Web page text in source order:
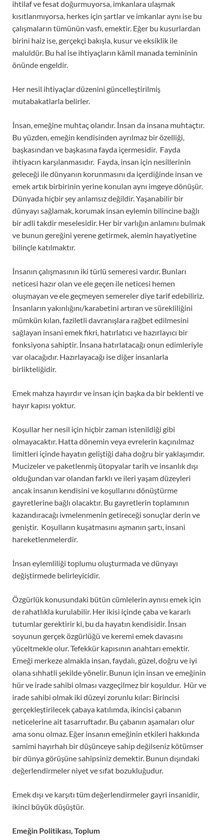
ihtilaf ve fesat doğurmuyorsa, imkanlara ulaşmak
kısıtlanmıyorsa, herkes için şartlar ve imkanlar aynı ise bu
çalışmaların tümünün vasfı, emektir. Eğer bu kusurlardan
birini haiz ise, gerçekçi bakışla, kusur ve eksiklik ile
maluldür. Bu hal ise ihtiyaçların kâmil manada temininin
önünde engeldir.
Her nesil ihtiyaçlar düzenini güncelleştirilmiş
mutabakatlarla belirler.
İnsan, emeğine muhtaç olandır. İnsan da insana muhtaçtır.
Bu yüzden, emeğin kendisinden ayrılmaz bir özelliği,
başkasından ve başkasına fayda içermesidir. Fayda
ihtiyacın karşılanmasıdır. Fayda, insan için nesillerinin
geleceği ile dünyanın korunmasını da içerdiğinde insan ve
emek artık birbirinin yerine konulan aynı imgeye dönüşür.
Dünyada hiçbir şey anlamsız değildir. Yaşanabilir bir
dünyayı sağlamak, korumak insan eylemin bilincine bağlı
bir adli takdir meselesidir. Her bir varlığın anlamını bulmak
ve bunun gereğini yerene getirmek, alemin hayatiyetine
bilinçle katılmaktır.
İnsanın çalışmasının iki türlü semeresi vardır. Bunları
neticesi hazır olan ve ele geçen ile neticesi hemen
oluşmayan ve ele geçmeyen semereler diye tarif edebiliriz.
İnsanların yakınlığını/karabetini artıran ve sürekliliğini
mümkün kılan, faziletli davranışlara rağbet edilmesini
sağlayan insani emek fikri, hatırlatıcı ve hazırlayıcı bir
fonksiyona sahiptir. İnsana hatırlatacağı onun edimleriyle
var olacağıdır. Hazırlayacağı ise diğer insanlarla
birlikteliğidir.
Emek mahza hayırdır ve insan için başka da bir beklenti ve
hayır kapısı yoktur.
Koşullar her nesil için hiçbir zaman istenildiği gibi
olmayacaktır. Hatta dönemin veya evrelerin kaçınılmaz
limitleri içinde hayatın geliştiği daha doğru bir yaklaşımdır.
Mucizeler ve paketlenmiş ütopyalar tarih ve insanlık dışı
olduğundan var olandan farklı ve ileri yaşam düzeyleri
ancak insanın kendisini ve koşullarını dönüştürme
gayretlerine bağlı olacaktır. Bu gayretlerin toplamının
kazandıracağı ivmelenmenin getireceği sonuçlar derin ve
geniştir. Koşulların kuşatmasını aşmanın şartı, insani
hareketlenmelerdir.
İnsan eylemliliği toplumu oluşturmada ve dünyayı
değiştirmede belirleyicidir.
Özgürlük konusundaki bütün cümlelerin aynısı emek için
de rahatlıkla kurulabilir. Her ikisi içinde çaba ve kararlı
tutumlar gerektirir ki, bu da hayatın kendisidir. İnsan
soyunun gerçek özgürlüğü ve keremi emek davasını
yüceltmekle olur. Tefekkür kapısının anahtarı emektir.
Emeği merkeze almakla insan, faydalı, güzel, doğru ve iyi
olana sıhhatli şekilde yönelir. Bunun için insan ve emeğinin
hür ve irade sahibi olması vazgeçilmez bir koşuldur. Hür ve
irade sahibi olmak iki düzeyi zorunlu kılar: Birincisi
gerçekleştirilecek çabaya katılımda, ikincisi çabanın
neticelerine ait tasarruftadır. Bu çabanın aşamaları olur
ama sonu olmaz. Eğer insanın emeğinin etkileri hakkında
samimi hayırhah bir düşünceye sahip değilseniz kötümser
bir dünya görüşüne sahipsiniz demektir. Bunun dışındaki
değerlendirmeler niyet ve sıfat bozukluğudur.
Emek dışı ve karşıtı tüm değerlendirmeler gayri insanidir,
ikinci büyük düşüştür.
Emeğin Politikası, Toplum